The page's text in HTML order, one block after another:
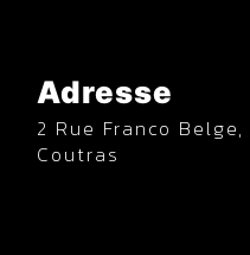
Adresse
2 Rue Franco Belge, 33230
Coutras